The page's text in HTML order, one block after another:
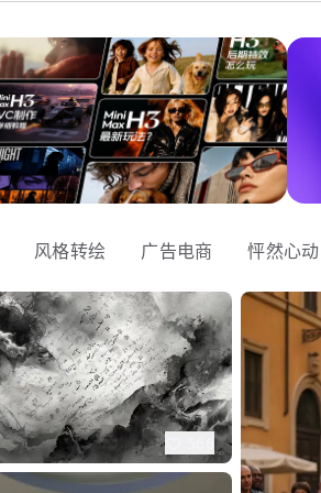
风格转绘 广告电商 怦然心动